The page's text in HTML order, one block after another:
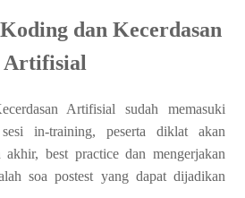
dan Kecerdasan
Artifisial
Artifisial sudah memasuki
in-training, peserta diklat akan
akhir, best practice dan mengerjakan
soa postest yang dapat dijadikan